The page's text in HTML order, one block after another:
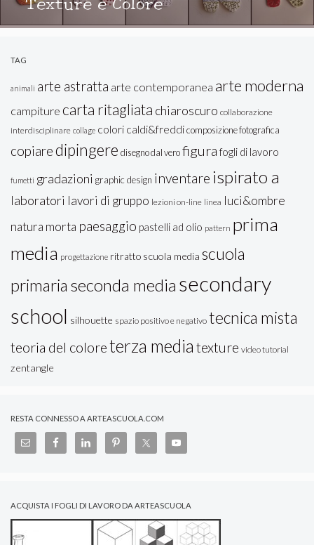
TAG
animali arte astratta arte contemporanea arte moderna
campiture carta ritagliata chiaroscuro collaborazione
interdisciplinare collage colori caldi&freddicomposizione fotografica
copiaredipingere disegno dal verofigura fogli di lavoro
fumetti gradazioni graphic design inventare ispirato a
laboratori lavori di gruppo lezioni on-line linea luci&ombre
natura morta paesaggio pastelli ad olio pattern prima
media progettazione ritratto scuola media scuola
primaria seconda media secondary
school silhouette spazio positivo e negativo tecnica mista
teoria del coloreterza media texture video tutorial
zentangle
RESTA CONNESSO A ARTEASCUOLA.COM
ACQUISTA I FOGLI DI LAVORO DA ARTEASCUOLA